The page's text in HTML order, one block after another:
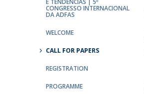
E TENDÊNCIAS | 5º
CONGRESSO INTERNACIONAL
DA ADFAS
WELCOME
CALL FOR PAPERS
REGISTRATION
PROGRAMME